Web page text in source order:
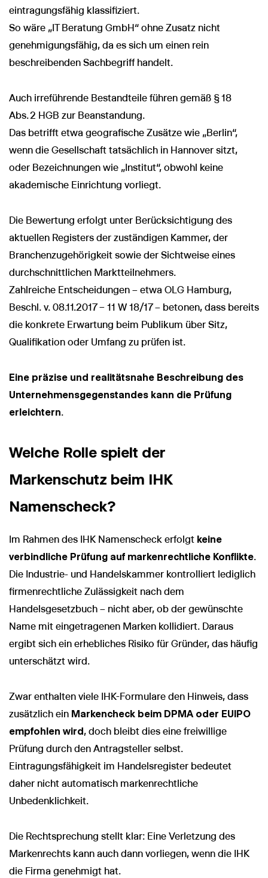
eintragungsfähig klassifiziert.
So wäre „IT Beratung GmbH“ ohne Zusatz nicht
genehmigungsfähig, da es sich um einen rein
beschreibenden Sachbegriff handelt.
Auch irreführende Bestandteile führen gemäß § 18
Abs. 2 HGB zur Beanstandung.
Das betrifft etwa geografische Zusätze wie „Berlin“,
wenn die Gesellschaft tatsächlich in Hannover sitzt,
oder Bezeichnungen wie „Institut“, obwohl keine
akademische Einrichtung vorliegt.
Die Bewertung erfolgt unter Berücksichtigung des
aktuellen Registers der zuständigen Kammer, der
Branchenzugehörigkeit sowie der Sichtweise eines
durchschnittlichen Marktteilnehmers.
Zahlreiche Entscheidungen – etwa OLG Hamburg,
Beschl. v. 08.11.2017 – 11 W 18/17 – betonen, dass bereits
die konkrete Erwartung beim Publikum über Sitz,
Qualifikation oder Umfang zu prüfen ist.
Eine präzise und realitätsnahe Beschreibung des
Unternehmensgegenstandes kann die Prüfung
erleichtern.
Welche Rolle spielt der
Markenschutz beim IHK
Namenscheck?
Im Rahmen des IHK Namenscheck erfolgt keine
verbindliche Prüfung auf markenrechtliche Konflikte.
Die Industrie- und Handelskammer kontrolliert lediglich
firmenrechtliche Zulässigkeit nach dem
Handelsgesetzbuch – nicht aber, ob der gewünschte
Name mit eingetragenen Marken kollidiert. Daraus
ergibt sich ein erhebliches Risiko für Gründer, das häufig
unterschätzt wird.
Zwar enthalten viele IHK-Formulare den Hinweis, dass
zusätzlich ein Markencheck beim DPMA oder EUIPO
empfohlen wird , doch bleibt dies eine freiwillige
Prüfung durch den Antragsteller selbst.
Eintragungsfähigkeit im Handelsregister bedeutet
daher nicht automatisch markenrechtliche
Unbedenklichkeit.
Die Rechtsprechung stellt klar: Eine Verletzung des
Markenrechts kann auch dann vorliegen, wenn die IHK
die Firma genehmigt hat.